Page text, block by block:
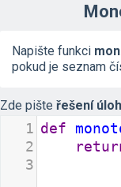
Napište funkci
pokud je seznam
Zde pište řešení
1 def
2
3